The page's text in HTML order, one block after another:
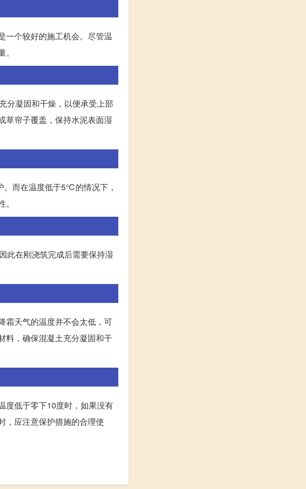
一个较好的施工机会。尽管温
分凝固和干燥，以便承受上部
草帘子覆盖，保持水泥表面湿
而在温度低于5℃的情况下，
此在刚浇筑完成后需要保持湿
霜天气的温度并不会太低，可
料，确保混凝土充分凝固和干
度低于零下10度时，如果没有
，应注意保护措施的合理使